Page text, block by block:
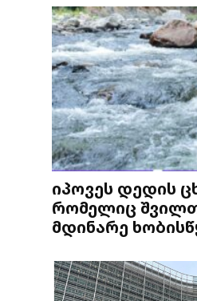
იპოვეს დედის
რომელიც
მდინარე